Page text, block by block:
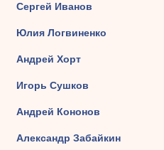
Сергей Иванов
Юлия Логвиненко
Андрей Хорт
Игорь Сушков
Андрей Кононов
Александр Забайкин